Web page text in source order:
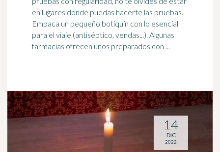
en lugares donde puedas hacerte las pruebas.
Empaca un pequeño botiquín con lo esencial
para el viaje (antiséptico, vendas...). Algunas
farmacias ofrecen unos preparados con ...
14
DIC
2022